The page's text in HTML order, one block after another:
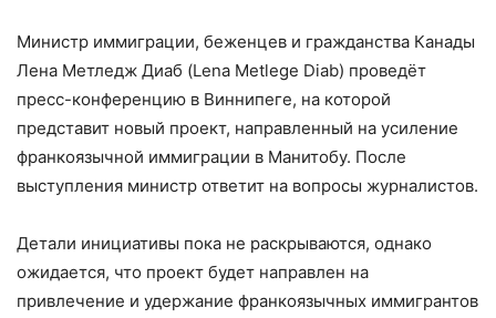
Министр иммиграции, беженцев и гражданства Канады
Лена Метледж Диаб (Lena Metlege Diab) проведёт
пресс-конференцию в Виннипеге, на которой
представит новый проект, направленный на усиление
франкоязычной иммиграции в Манитобу. После
выступления министр ответит на вопросы журналистов.
Детали инициативы пока не раскрываются, однако
ожидается, что проект будет направлен на
привлечение и удержание франкоязычных иммигрантов